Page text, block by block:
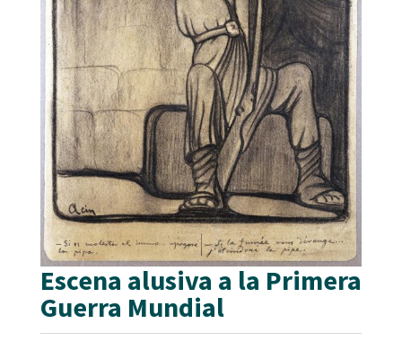
Escena alusiva a la Primera
Guerra Mundial